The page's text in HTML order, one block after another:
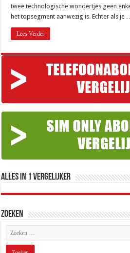
twee technologische wondertjes geen
het topsegment aanwezig is. Echter als je …
Lees Verder
Alles in 1 Vergelijker
Zoeken